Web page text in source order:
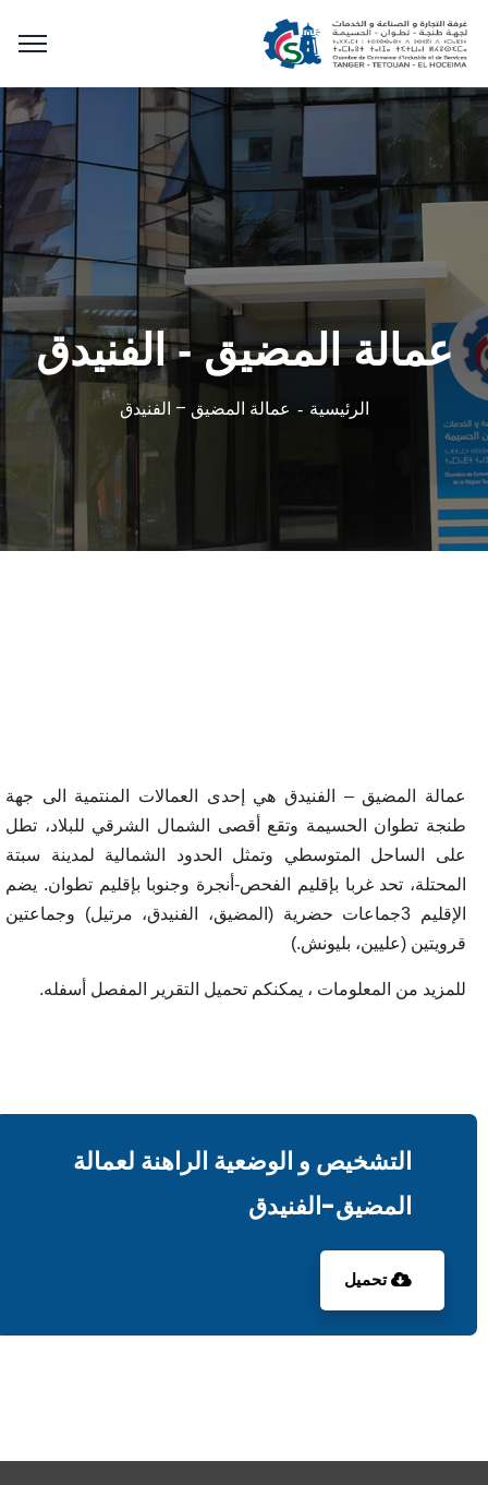
عمالة المضيق - الفنيدق
الرئيسية عمالة المضيق – الفنيدق
عمالة المضيق – الفنيدق هي إحدى العمالات المنتمية الى جهة
طنجة تطوان الحسيمة وتقع أقصى الشمال الشرقي للبلاد، تطل
على الساحل المتوسطي وتمثل الحدود الشمالية لمدينة سبتة
المحتلة، تحد غربا بإقليم الفحص-أنجرة وجنوبا بإقليم تطوان. يضم
الإقليم 3جماعات حضرية (المضيق، الفنيدق، مرتيل) وجماعتين
قرويتين (عليين، بليونش.)
للمزيد من المعلومات ، يمكنكم تحميل التقرير المفصل أسفله.
التشخيص و الوضعية الراهنة لعمالة
المضيق-الفنيدق
تحميل